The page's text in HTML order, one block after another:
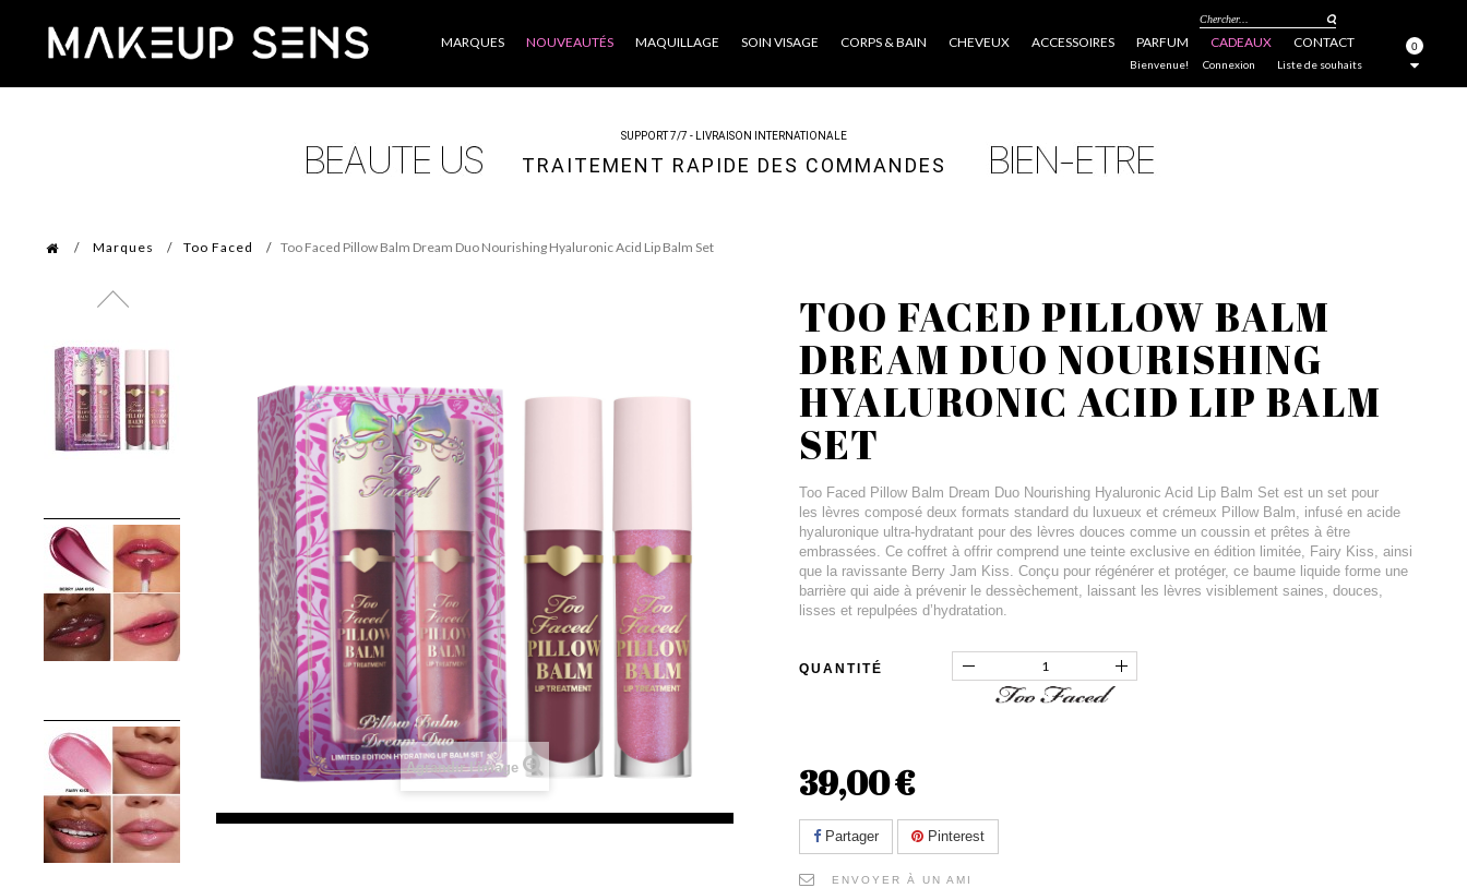
Catégories MARQUES NOUVEAUTÉS MAQUILLAGE SOIN VISAGE CORPS & BAIN CHEVEUX ACCESSOIRES PARFUM CADEAUX CONTACT
Chercher...
0
Liste de souhaits
Bienvenue! Connexion
SUPPORT 7/7 - LIVRAISON INTERNATIONALE
TRAITEMENT RAPIDE DES COMMANDES
Marques Too Faced Too Faced Pillow Balm Dream Duo Nourishing Hyaluronic Acid Lip Balm Set
Agrandir l'image
TOO FACED PILLOW BALM
DREAM DUO NOURISHING
HYALURONIC ACID LIP BALM
SET
Too Faced Pillow Balm Dream Duo Nourishing Hyaluronic Acid Lip Balm Set est un set pour
les lèvres composé deux formats standard du luxueux et crémeux Pillow Balm, infusé en acide
hyaluronique ultra-hydratant pour des lèvres douces comme un coussin et prêtes à être
embrassées. Ce coffret à offrir comprend une teinte exclusive en édition limitée, Fairy Kiss, ainsi
que la ravissante Berry Jam Kiss. Conçu pour régénérer et protéger, ce baume liquide forme une
barrière qui aide à prévenir le dessèchement, laissant les lèvres visiblement saines, douces,
lisses et repulpées d’hydratation.
QUANTITÉ
39,00 €
Partager Pinterest
ENVOYER À UN AMI